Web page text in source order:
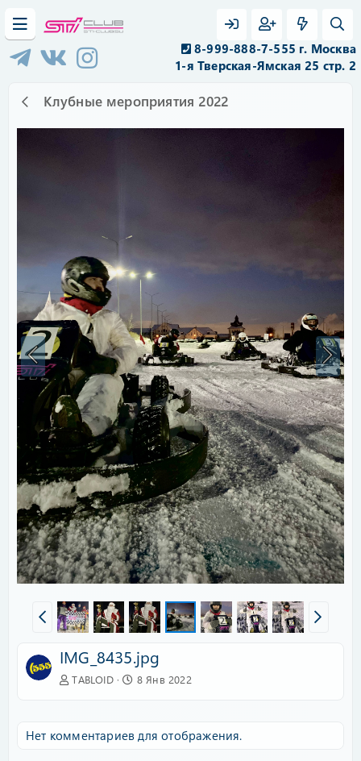
8-999-888-7-555 г. Москва
1-я Тверская-Ямская 25 стр. 2
Клубные мероприятия 2022
IMG_8435.jpg
TABLOID 8 Янв 2022
Нет комментариев для отображения.